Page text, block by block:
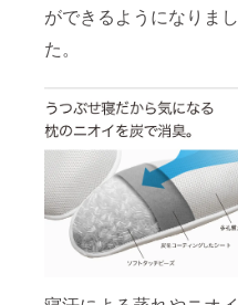
ができるようになりまし
た。